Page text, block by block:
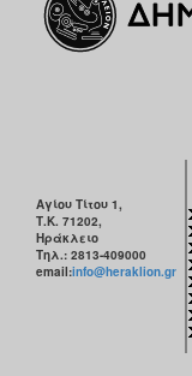
2012
ΤΟΠΟΣ
Αγίου Τίτου 1,
Τ.Κ. 71202,
Ηράκλειο
Τηλ.: 2813-409000
email:info@heraklion.gr